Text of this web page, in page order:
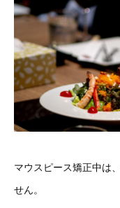
マウスピース矯正中は
せん。